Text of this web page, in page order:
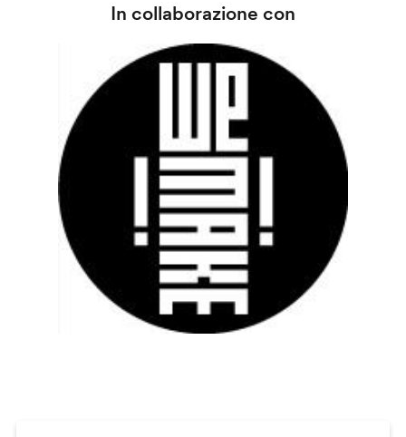
In collaborazione con